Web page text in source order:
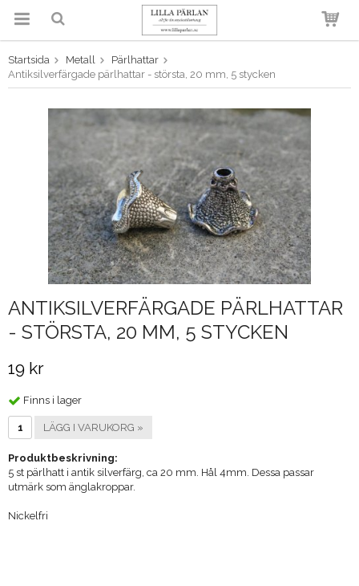
Produkten har blivit tillagd i
varukorgen
Startsida Metall
Pärlhattar
Antiksilverfärgade pärlhattar - största, 20 mm, 5 stycken
ANTIKSILVERFÄRGADE PÄRLHATTAR
- STÖRSTA, 20 MM, 5 STYCKEN
19 kr
Finns i lager
LÄGG I VARUKORG »
Produktbeskrivning:
5 st pärlhatt i antik silverfärg, ca 20 mm. Hål 4mm. Dessa passar
utmärk som änglakroppar.
Nickelfri